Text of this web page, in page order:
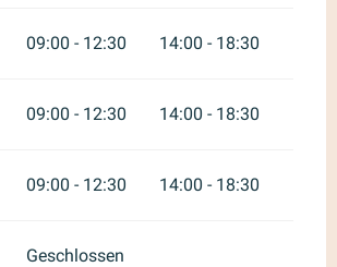
09:00 - 12:30 14:00 - 18:30
09:00 - 12:30 14:00 - 18:30
09:00 - 12:30 14:00 - 18:30
Geschlossen